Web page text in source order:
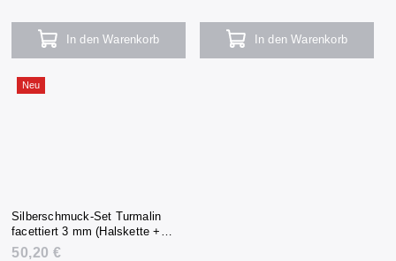
In den Warenkorb In den Warenkorb
Neu
Silberschmuck-Set Turmalin
facettiert 3 mm (Halskette +
Armband + Ohrringe)
50,20 €